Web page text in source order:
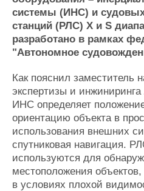
Журнал
Реклама
Выставки и семинары
Личности
Словарь
системы (ИНС) и
станций (РЛС) X и S
разработано в рамках
"Автономное
Как пояснил заместитель
экспертизы и
ИНС определяет
ориентацию объекта в
использования внешних
спутниковая навигация.
используются для
местоположения
в условиях плохой